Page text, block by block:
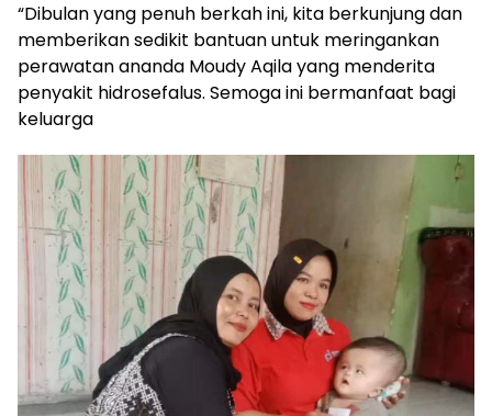
“Dibulan yang penuh berkah ini, kita berkunjung dan
memberikan sedikit bantuan untuk meringankan
perawatan ananda Moudy Aqila yang menderita
penyakit hidrosefalus. Semoga ini bermanfaat bagi
keluarga